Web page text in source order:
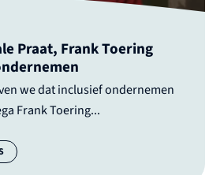
Praat, Frank Toering
we dat inclusief ondernemen
Frank Toering...